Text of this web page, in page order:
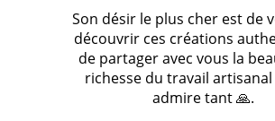
Son désir le plus cher est de
découvrir ces créations
de partager avec vous la
richesse du travail
admire tant 🙏.